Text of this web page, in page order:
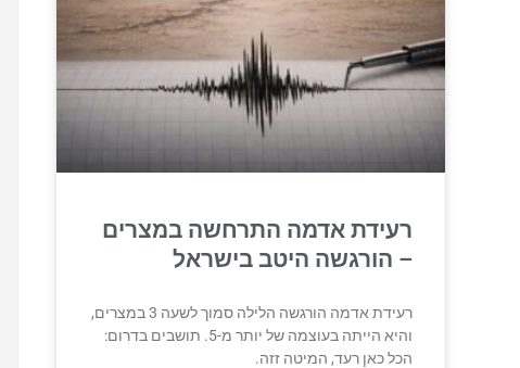
רעידת אדמה התרחשה במצרים
– הורגשה היטב בישראל
רעידת אדמה הורגשה הלילה סמוך לשעה 3 במצרים,
והיא הייתה בעוצמה של יותר מ-5. תושבים בדרום:
הכל כאן רעד, המיטה זזה.